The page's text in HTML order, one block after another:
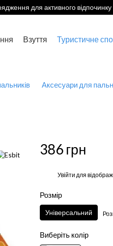
для активного відпочинку
Взуття Туристичне
Аксесуари для
386 грн
Увійти для
Розмір
Універсальний
Виберіть колір